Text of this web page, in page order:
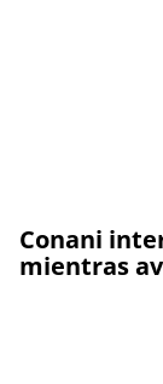
Conani
mientras